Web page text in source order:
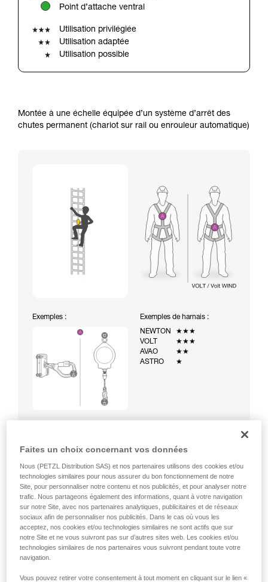
de la reproduire en autonomie.
Nous donnons des exemples de techniques
liées à votre activité. Il peut en exister d’autres
que nous ne décrivons pas ici.
Point d’attache ventral
Utilisation privilégiée
Utilisation adaptée
Utilisation possible
Montée à une échelle équipée d’un système d’arrêt des
chutes permanent (chariot sur rail ou enrouleur automatique)
Exemples :
Exemples de harnais :
NEWTON
★★★
VOLT
★★★
AVAO
★★
ASTRO
★
Montée à une échelle équipée d’un système d’arrêt des
chutes temporaire (ASAP sur corde)
Faites un choix concernant vos données
Nous (PETZL Distribution SAS) et nos partenaires utilisons des cookies et/ou
technologies similaires pour nous assurer du bon fonctionnement de notre
Site, pour personnaliser notre contenu et nos publicités, et pour analyser notre
trafic. Nous partageons également des informations, quant à votre navigation
sur notre Site, avec nos partenaires analytiques, publicitaires et de réseaux
sociaux afin de personnaliser nos publicités. Dans le cas où vous les
acceptez, nos cookies et/ou technologies similaires ne sont actifs que sur
notre Site et ne vous suivront pas sur d’autres sites web. Les cookies et/ou
technologies similaires de nos partenaires vous suivront pendant toute votre
navigation.
Vous pouvez retirer votre consentement à tout moment en cliquant sur le lien «